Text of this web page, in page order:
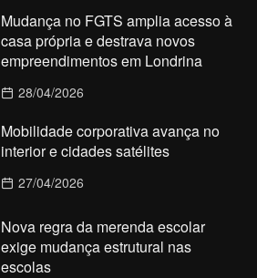
Mudança no FGTS amplia acesso à
casa própria e destrava novos
empreendimentos em Londrina
28/04/2026
Mobilidade corporativa avança no
interior e cidades satélites
27/04/2026
Nova regra da merenda escolar
exige mudança estrutural nas
escolas